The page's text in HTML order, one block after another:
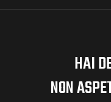
HAI
NON